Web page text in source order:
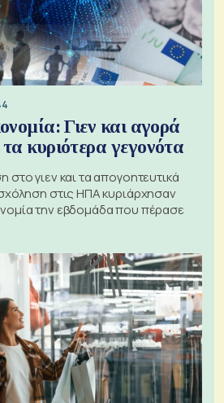
Γιεν και αγορά
κυριότερα γεγονότα
στο γιεν και τα απογοητευτικά
στις ΗΠΑ κυριάρχησαν
την εβδομάδα που πέρασε